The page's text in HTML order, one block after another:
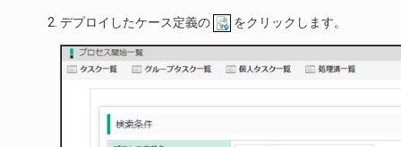
デプロイしたケース定義の をクリックします。